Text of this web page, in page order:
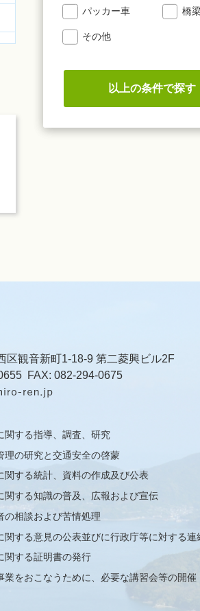
パッカー車 橋
その他
区観音新町1-18-9 第二菱興ビル2F
FAX: 082-294-0675
関する指導、調査、研究
理の研究と交通安全の啓蒙
関する統計、資料の作成及び公表
関する知識の普及、広報および宣伝
の相談および苦情処理
関する意見の公表並びに行政庁等に対する連
関する証明書の発行
業をおこなうために、必要な講習会等の開催